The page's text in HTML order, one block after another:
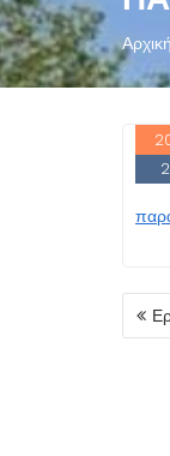
Αρχική